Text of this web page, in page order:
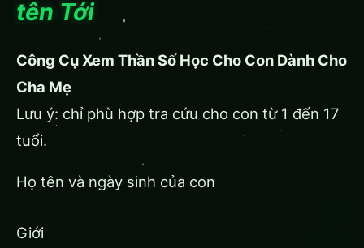
tên Tới
Công Cụ Xem Thần Số Học Cho Con Dành Cho
Cha Mẹ
Lưu ý: chỉ phù hợp tra cứu cho con từ 1 đến 17
tuổi.
Họ tên và ngày sinh của con
Giới